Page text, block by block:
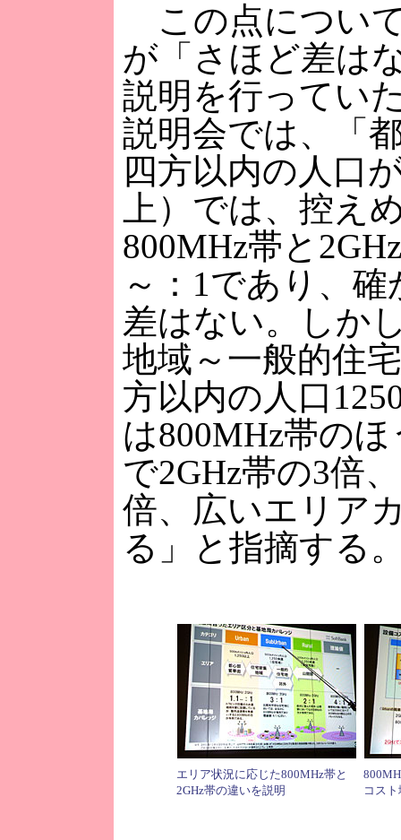
この点につい
が「さほど差は
説明を行ってい
説明会では、「
四方以内の人口
上）では、控え
800MHz帯と
～：1であり、
差はない。しか
地域～一般的住
方以内の人口
は800MHz帯の
で2GHz帯の3倍
倍、広いエリア
る」と指摘する
エリア状況に応じた800MHz帯と
2GHz帯の違いを説明
コス